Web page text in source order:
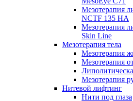
Мезотерапия
NCTF 135 HA
Мезотерапия
Skin Line
Мезотерапия тела
Мезотерапия
Мезотерапия
Мезотерапия
Нитевой лифтинг
Нити под глаза